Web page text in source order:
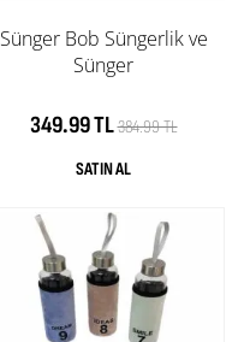
Sünger Bob Süngerlik ve
Sünger
349.99 TL384.99 TL